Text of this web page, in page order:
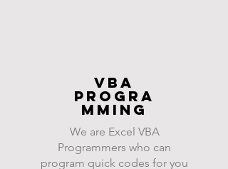
VBA
progra
mming
We are Excel VBA
Programmers who can
program quick codes for you